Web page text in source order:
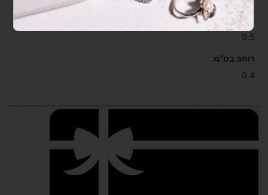
גובה בס"מ
0.5
רוחב בס"מ
0.4